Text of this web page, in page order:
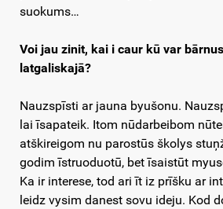
suokums…
Voi jau zinit, kai i caur kū var
latgaliskajā?
Nauzspīsti ar jauna byušonu.
lai īsapateik. Itom nūdarbeibom
atškireigom nu parostūs školys
godim īstruoduotū, bet īsaistūt
Ka ir interese, tod ari īt iz prīšku ar
leidz vysim danest sovu ideju. Kod